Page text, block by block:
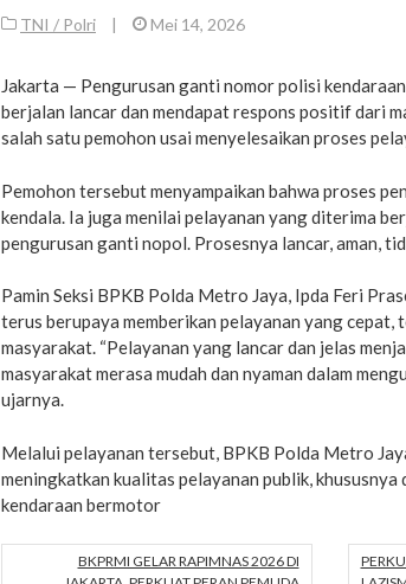
TNI / Polri Mei 14, 2026
Jakarta — Pengurusan ganti nomor polisi
berjalan lancar dan mendapat respons positif dari
salah satu pemohon usai menyelesaikan proses
Pemohon tersebut menyampaikan bahwa proses
kendala. Ia juga menilai pelayanan yang diterima
pengurusan ganti nopol. Prosesnya lancar, aman,
Pamin Seksi BPKB Polda Metro Jaya, Ipda Feri
terus berupaya memberikan pelayanan yang cepat,
masyarakat. “Pelayanan yang lancar dan jelas
masyarakat merasa mudah dan nyaman dalam
ujarnya.
Melalui pelayanan tersebut, BPKB Polda Metro
meningkatkan kualitas pelayanan publik,
kendaraan bermotor
BKPRMI GELAR RAPIMNAS 2026 DI